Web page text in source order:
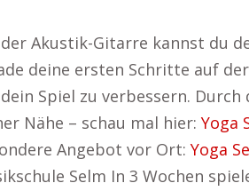
Akustik-Gitarre kannst du
deine ersten Schritte auf
Spiel zu verbessern.
Nähe – schau mal hier: Yoga
Angebot vor Ort: Yoga
Selm In 3 Wochen